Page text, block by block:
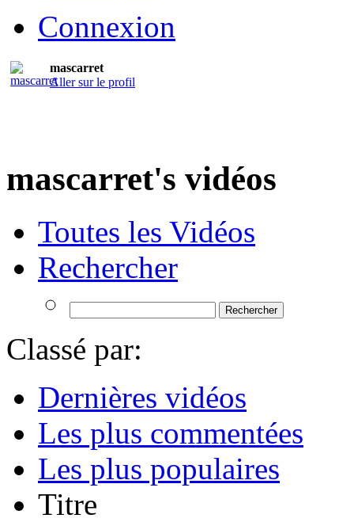
Connexion
mascarret
Aller sur le profil
mascarret's vidéos
Toutes les Vidéos
Rechercher
Classé par:
Dernières vidéos
Les plus commentées
Les plus populaires
Titre